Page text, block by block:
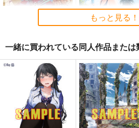
黒白のアヴェスター 3
神座万象・第十四機
専売 2,178円 （税込）
オリジナル
Fresh＆Smooth
ロイヤルマウンテ
770円（税込）
オリジナル
青山 澄香
もっと見る！
一緒に買われている同人作品または